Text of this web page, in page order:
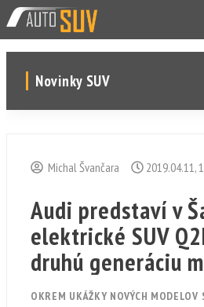
Novinky SUV
Michal Švančara 2019.04.11,
Audi predstaví v
elektrické SUV
druhú generáciu
OKREM UKÁŽKY NOVÝCH MODELOV